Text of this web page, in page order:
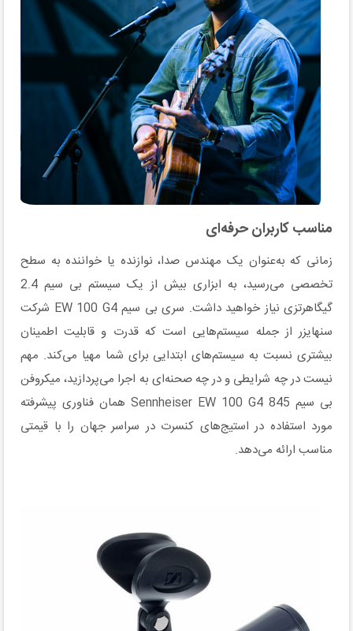
مناسب کاربران حرفه‌ای
زمانی که به‌عنوان یک مهندس صدا، نوازنده یا خواننده به سطح
تخصصی می‌رسید، به ابزاری بیش از یک سیستم بی سیم 2.4
گیگاهرتزی نیاز خواهید داشت. سری بی سیم EW 100 G4 شرکت
سنهایزر از جمله سیستم‌هایی است که قدرت و قابلیت اطمینان
بیشتری نسبت به سیستم‌های ابتدایی برای شما مهیا می‌کند. مهم
نیست در چه شرایطی و در چه صحنه‌ای به اجرا می‌پردازید، میکروفن
بی سیم Sennheiser EW 100 G4 845 همان فناوری پیشرفته
مورد استفاده در استیج‌های کنسرت در سراسر جهان را با قیمتی
مناسب ارائه می‌دهد.